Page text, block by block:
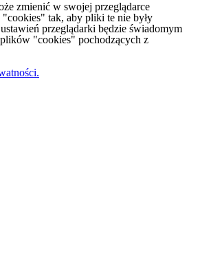
zmienić w swojej przeglądarce
tak, aby pliki te nie były
przeglądarki będzie świadomym
"cookies" pochodzących z